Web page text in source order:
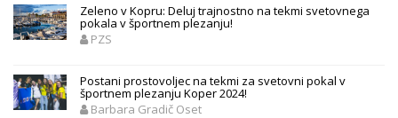
Zeleno v Kopru: Deluj trajnostno na tekmi svetovnega
pokala v športnem plezanju!
PZS
Postani prostovoljec na tekmi za svetovni pokal v
športnem plezanju Koper 2024!
Barbara Gradič Oset